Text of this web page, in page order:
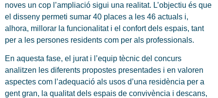
noves un cop l’ampliació sigui una realitat. L’objectiu és que
el disseny permeti sumar 40 places a les 46 actuals i,
alhora, millorar la funcionalitat i el confort dels espais, tant
per a les persones residents com per als professionals.
En aquesta fase, el jurat i l’equip tècnic del concurs
analitzen les diferents propostes presentades i en valoren
aspectes com l’adequació als usos d’una residència per a
gent gran, la qualitat dels espais de convivència i descans,